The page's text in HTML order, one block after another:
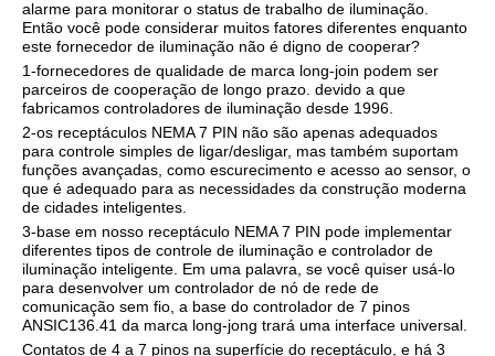
alarme para monitorar o status de trabalho de iluminação.
Então você pode considerar muitos fatores diferentes enquanto
este fornecedor de iluminação não é digno de cooperar?
1-fornecedores de qualidade de marca long-join podem ser
parceiros de cooperação de longo prazo. devido a que
fabricamos controladores de iluminação desde 1996.
2-os receptáculos NEMA 7 PIN não são apenas adequados
para controle simples de ligar/desligar, mas também suportam
funções avançadas, como escurecimento e acesso ao sensor, o
que é adequado para as necessidades da construção moderna
de cidades inteligentes.
3-base em nosso receptáculo NEMA 7 PIN pode implementar
diferentes tipos de controle de iluminação e controlador de
iluminação inteligente. Em uma palavra, se você quiser usá-lo
para desenvolver um controlador de nó de rede de
comunicação sem fio, a base do controlador de 7 pinos
ANSIC136.41 da marca long-jong trará uma interface universal.
Contatos de 4 a 7 pinos na superfície do receptáculo, e há 3